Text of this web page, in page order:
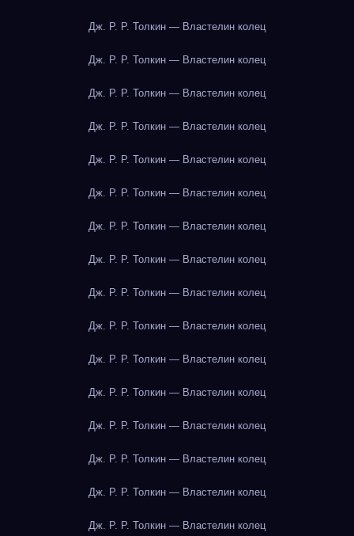
Дж. Р. Р. Толкин — Властелин колец
Дж. Р. Р. Толкин — Властелин колец
Дж. Р. Р. Толкин — Властелин колец
Дж. Р. Р. Толкин — Властелин колец
Дж. Р. Р. Толкин — Властелин колец
Дж. Р. Р. Толкин — Властелин колец
Дж. Р. Р. Толкин — Властелин колец
Дж. Р. Р. Толкин — Властелин колец
Дж. Р. Р. Толкин — Властелин колец
Дж. Р. Р. Толкин — Властелин колец
Дж. Р. Р. Толкин — Властелин колец
Дж. Р. Р. Толкин — Властелин колец
Дж. Р. Р. Толкин — Властелин колец
Дж. Р. Р. Толкин — Властелин колец
Дж. Р. Р. Толкин — Властелин колец
Дж. Р. Р. Толкин — Властелин колец